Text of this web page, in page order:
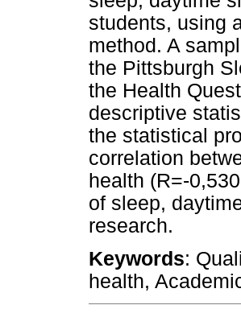
students, using
method. A
the Pittsburgh
the Health
descriptive
the statistical
correlation
health (R=-
of sleep,
research.
Keywords:
health,